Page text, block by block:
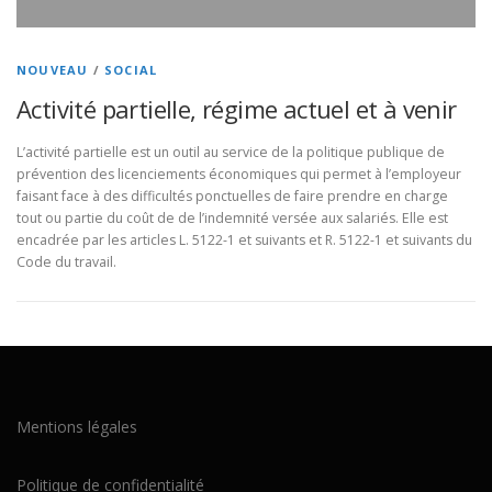
NOUVEAU / SOCIAL
Activité partielle, régime actuel et à venir
L’activité partielle est un outil au service de la politique publique de
prévention des licenciements économiques qui permet à l’employeur
faisant face à des difficultés ponctuelles de faire prendre en charge
tout ou partie du coût de de l’indemnité versée aux salariés. Elle est
encadrée par les articles L. 5122-1 et suivants et R. 5122-1 et suivants du
Code du travail.
Mentions légales
Politique de confidentialité